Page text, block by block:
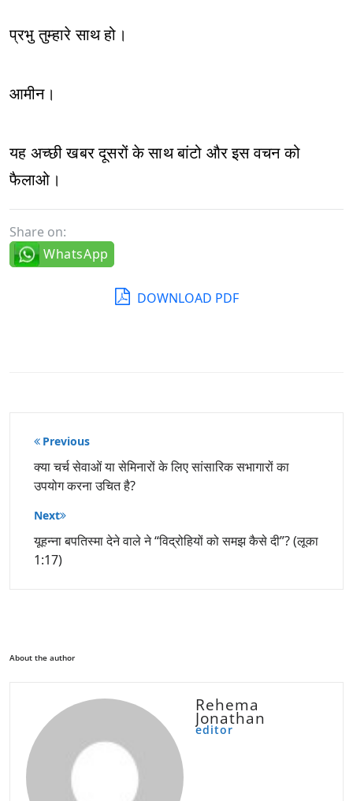
प्रभु तुम्हारे साथ हो।
आमीन।
यह अच्छी खबर दूसरों के साथ बांटो और इस वचन को
फैलाओ।
Share on:
WhatsApp
DOWNLOAD PDF
पोस्ट
नेविगेशन
Previous
क्या चर्च सेवाओं या सेमिनारों के लिए सांसारिक सभागारों का
उपयोग करना उचित है?
Next
यूहन्ना बपतिस्मा देने वाले ने “विद्रोहियों को समझ कैसे दी”? (लूका
1:17)
About the author
Rehema
Jonathan
editor